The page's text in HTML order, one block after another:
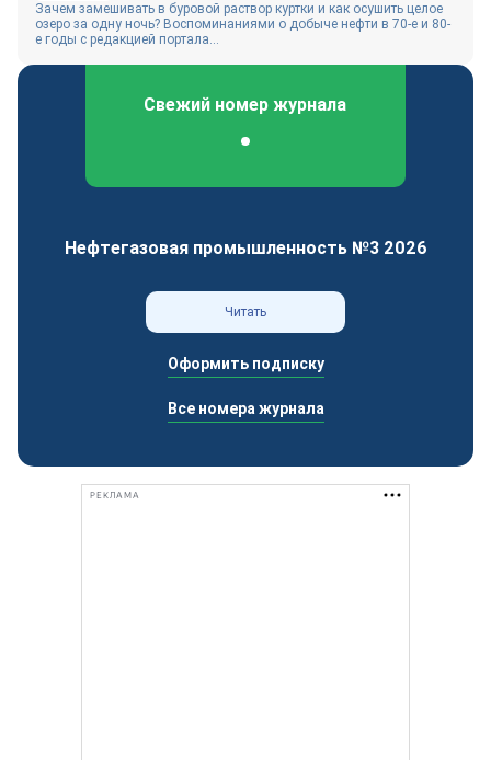
Зачем замешивать в буровой раствор куртки и как осушить целое
озеро за одну ночь? Воспоминаниями о добыче нефти в 70-е и 80-
е годы с редакцией портала...
Свежий номер журнала
Нефтегазовая промышленность №3 2026
Читать
Оформить подписку
Все номера журнала
РЕКЛАМА